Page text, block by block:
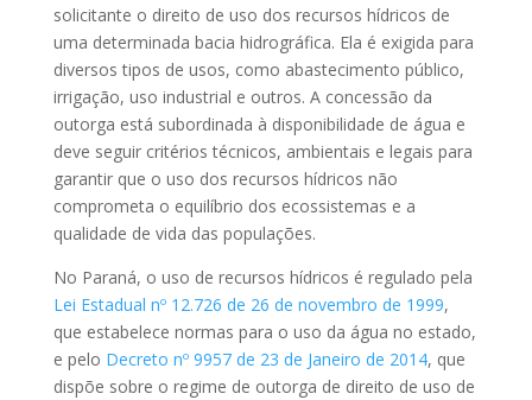
solicitante o direito de uso dos recursos hídricos de
uma determinada bacia hidrográfica. Ela é exigida para
diversos tipos de usos, como abastecimento público,
irrigação, uso industrial e outros. A concessão da
outorga está subordinada à disponibilidade de água e
deve seguir critérios técnicos, ambientais e legais para
garantir que o uso dos recursos hídricos não
comprometa o equilíbrio dos ecossistemas e a
qualidade de vida das populações.
No Paraná, o uso de recursos hídricos é regulado pela
Lei Estadual nº 12.726 de 26 de novembro de 1999,
que estabelece normas para o uso da água no estado,
e pelo Decreto nº 9957 de 23 de Janeiro de 2014, que
dispõe sobre o regime de outorga de direito de uso de